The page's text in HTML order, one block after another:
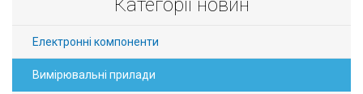
Категорії новин
Електронні компоненти
Вимірювальні прилади